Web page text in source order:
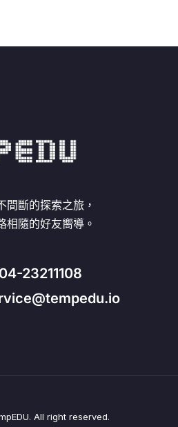
間斷的探索之旅，
相隨的好友嚮導。
23211108
All right reserved.